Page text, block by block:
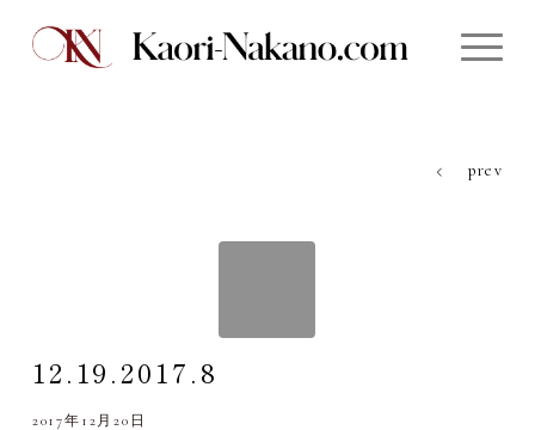
prev
12.19.2017.8
2017年12月20日